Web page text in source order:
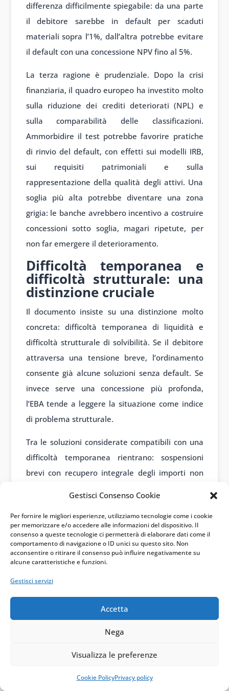
Gestisci Consenso Cookie
Per fornire le migliori esperienze, utilizziamo tecnologie come i cookie
per memorizzare e/o accedere alle informazioni del dispositivo. Il
consenso a queste tecnologie ci permetterà di elaborare dati come il
comportamento di navigazione o ID unici su questo sito. Non
acconsentire o ritirare il consenso può influire negativamente su
alcune caratteristiche e funzioni.
Gestisci servizi
Accetta
Nega
Visualizza le preferenze
Cookie PolicyPrivacy policy
differenza difficilmente spiegabile: da una parte
il debitore sarebbe in default per scaduti
materiali sopra l’1%, dall’altra potrebbe evitare
il default con una concessione NPV fino al 5%.
La terza ragione è prudenziale. Dopo la crisi
finanziaria, il quadro europeo ha investito molto
sulla riduzione dei crediti deteriorati (NPL) e
sulla comparabilità delle classificazioni.
Ammorbidire il test potrebbe favorire pratiche
di rinvio del default, con effetti sui modelli IRB,
sui requisiti patrimoniali e sulla
rappresentazione della qualità degli attivi. Una
soglia più alta potrebbe diventare una zona
grigia: le banche avrebbero incentivo a costruire
concessioni sotto soglia, magari ripetute, per
non far emergere il deterioramento.
Difficoltà temporanea e
difficoltà strutturale: una
distinzione cruciale
Il documento insiste su una distinzione molto
concreta: difficoltà temporanea di liquidità e
difficoltà strutturale di solvibilità. Se il debitore
attraversa una tensione breve, l’ordinamento
consente già alcune soluzioni senza default. Se
invece serve una concessione più profonda,
l’EBA tende a leggere la situazione come indice
di problema strutturale.
Tra le soluzioni considerate compatibili con una
difficoltà temporanea rientrano: sospensioni
brevi con recupero integrale degli importi non
successivi che compensano la banca per la
perdita di valore attuale.
Si consideri una PMI che subisce un ritardo negli
non vi sono altri segnali di tensione, la misura
può restare fuori dal default. Se invece la stessa
PMI chiede dodici mesi di sospensione piena,
finale, il rischio cambia natura.